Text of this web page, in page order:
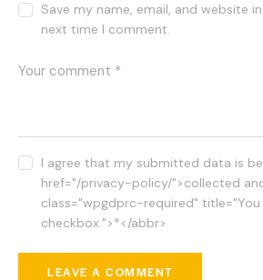
s
a
e
o
Save my name, email, and website
next time I comment.
I agree that my submitted data is
href="/privacy-policy/">collected
class="wpgdprc-required"
checkbox.">*</abbr>